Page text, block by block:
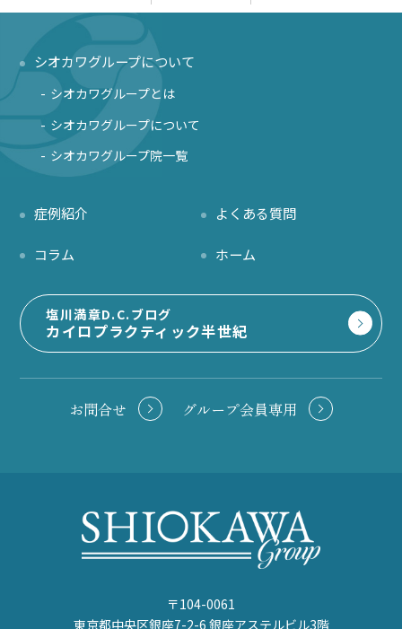
シオカワグループについて
シオカワグループとは
シオカワグループについて
シオカワグループ院一覧
症例紹介 よくある質問
コラム ホーム
塩川満章D.C.ブログ
カイロプラクティック半世紀
お問合せ グループ会員専用
〒104-0061
東京都中央区銀座7-2-6 銀座アステルビル3階